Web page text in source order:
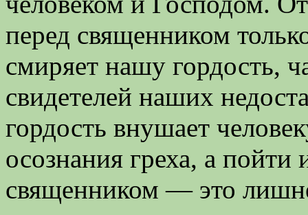
перед священником
смиряет нашу гордость,
свидетелей наших
гордость внушает
осознания греха, а пойти
священником — это